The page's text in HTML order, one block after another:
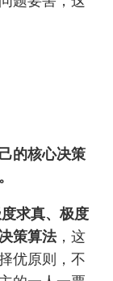
的核心决策
求真、极度
策算法，这
优原则，不